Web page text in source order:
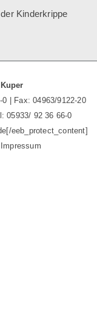
Kinderkrippe
| Fax: 04963/9122-20
05933/ 92 36 66-0
[/eeb_protect_content]
Impressum